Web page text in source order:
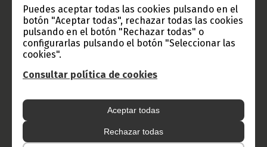
Puedes aceptar todas las cookies pulsando en el
botón "Aceptar todas", rechazar todas las cookies
pulsando en el botón "Rechazar todas" o
configurarlas pulsando el botón "Seleccionar las
cookies".
Consultar política de cookies
Aceptar todas
Rechazar todas